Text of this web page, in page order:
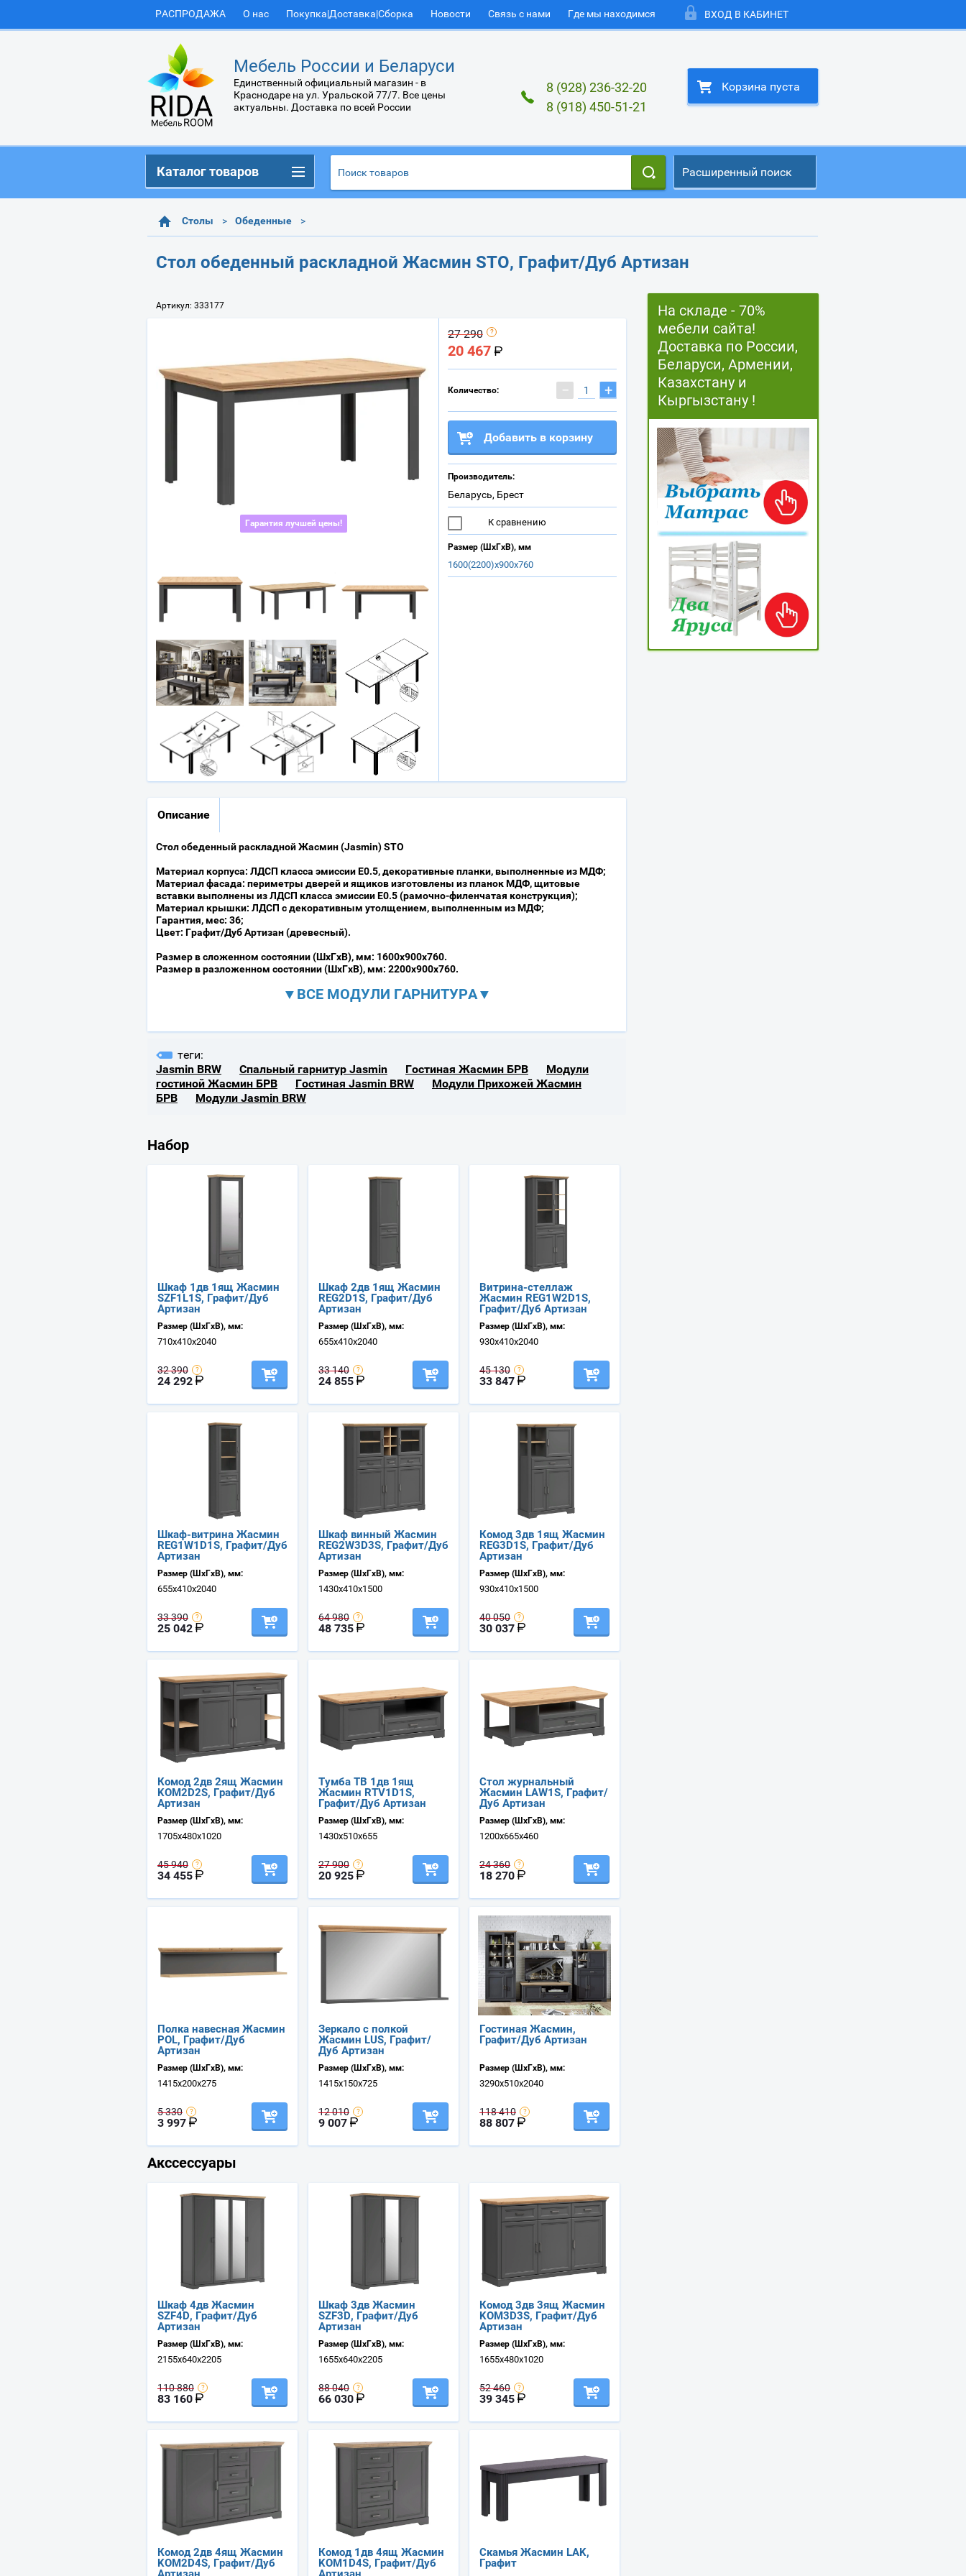
РАСПРОДАЖА О нас Покупка|Доставка|Сборка Новости Связь с нами Где мы находимся ВХОД В КАБИНЕТ
Мебель России и Беларуси
Единственный официальный магазин - в
Краснодаре на ул. Уральской 77/7. Все цены
актуальны. Доставка по всей России
8 (928) 236-32-20
8 (918) 450-51-21
Корзина пуста
Расширенный поиск
Столы Обеденные
Стол обеденный раскладной Жасмин STO, Графит/Дуб Артизан
Артикул: 333177
Гарантия лучшей цены!
27 290
20 467
Количество: − +
Добавить в корзину
Производитель:
Беларусь, Брест
К сравнению
Размер (ШхГхВ), мм
1600(2200)х900х760
Описание
Стол обеденный раскладной Жасмин (Jasmin) STO
Материал корпуса: ЛДСП класса эмиссии Е0.5, декоративные планки, выполненные из МДФ;
Материал фасада: периметры дверей и ящиков изготовлены из планок МДФ, щитовые
вставки выполнены из ЛДСП класса эмиссии Е0.5 (рамочно-филенчатая конструкция);
Материал крышки: ЛДСП с декоративным утолщением, выполненным из МДФ;
Гарантия, мес: 36;
Цвет: Графит/Дуб Артизан (древесный).
Размер в сложенном состоянии (ШхГхВ), мм: 1600х900х760.
Размер в разложенном состоянии (ШхГхВ), мм: 2200х900х760.
▼ВСЕ МОДУЛИ ГАРНИТУРА▼
теги:
Jasmin BRW
Спальный гарнитур Jasmin Гостиная Жасмин БРВ
Модули
гостиной Жасмин БРВ
Гостиная Jasmin BRW
Модули Прихожей Жасмин
БРВ
Модули Jasmin BRW
Набор
Шкаф 1дв 1ящ Жасмин
SZF1L1S, Графит/Дуб
Артизан
Размер (ШхГхВ), мм:
710х410х2040
32 390
24 292
Шкаф 2дв 1ящ Жасмин
REG2D1S, Графит/Дуб
Артизан
Размер (ШхГхВ), мм:
655х410х2040
33 140
24 855
Витрина-стеллаж
Жасмин REG1W2D1S,
Графит/Дуб Артизан
Размер (ШхГхВ), мм:
930х410х2040
45 130
33 847
Шкаф-витрина Жасмин
REG1W1D1S, Графит/Дуб
Артизан
Размер (ШхГхВ), мм:
655х410х2040
33 390
25 042
Шкаф винный Жасмин
REG2W3D3S, Графит/Дуб
Артизан
Размер (ШхГхВ), мм:
1430х410х1500
64 980
48 735
Комод 3дв 1ящ Жасмин
REG3D1S, Графит/Дуб
Артизан
Размер (ШхГхВ), мм:
930х410х1500
40 050
30 037
Комод 2дв 2ящ Жасмин
KOM2D2S, Графит/Дуб
Артизан
Размер (ШхГхВ), мм:
1705х480х1020
45 940
34 455
Тумба ТВ 1дв 1ящ
Жасмин RTV1D1S,
Графит/Дуб Артизан
Размер (ШхГхВ), мм:
1430х510х655
27 900
20 925
Стол журнальный
Жасмин LAW1S, Графит/
Дуб Артизан
Размер (ШхГхВ), мм:
1200х665х460
24 360
18 270
Полка навесная Жасмин
POL, Графит/Дуб
Артизан
Размер (ШхГхВ), мм:
1415х200х275
5 330
3 997
Зеркало с полкой
Жасмин LUS, Графит/
Дуб Артизан
Размер (ШхГхВ), мм:
1415х150х725
12 010
9 007
Гостиная Жасмин,
Графит/Дуб Артизан
Размер (ШхГхВ), мм:
3290х510х2040
118 410
88 807
Акссессуары
Шкаф 4дв Жасмин
SZF4D, Графит/Дуб
Артизан
Размер (ШхГхВ), мм:
2155х640х2205
110 880
83 160
Шкаф 3дв Жасмин
SZF3D, Графит/Дуб
Артизан
Размер (ШхГхВ), мм:
1655х640х2205
88 040
66 030
Комод 3дв 3ящ Жасмин
KOM3D3S, Графит/Дуб
Артизан
Размер (ШхГхВ), мм:
1655х480х1020
52 460
39 345
Комод 2дв 4ящ Жасмин
KOM2D4S, Графит/Дуб
Комод 1дв 4ящ Жасмин
KOM1D4S, Графит/Дуб
Скамья Жасмин LAK,
Графит
Каталог товаров
На складе - 70%
мебели сайта!
Доставка по России,
Беларуси, Армении,
Казахстану и
Кыргызстану !